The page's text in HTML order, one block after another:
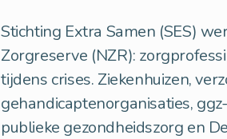
Stichting Extra Samen (SES)
Zorgreserve (NZR):
tijdens crises. Ziekenhuizen,
gehandicaptenorganisaties,
publieke gezondheidszorg en